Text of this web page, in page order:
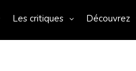
Les critiques Découvrez